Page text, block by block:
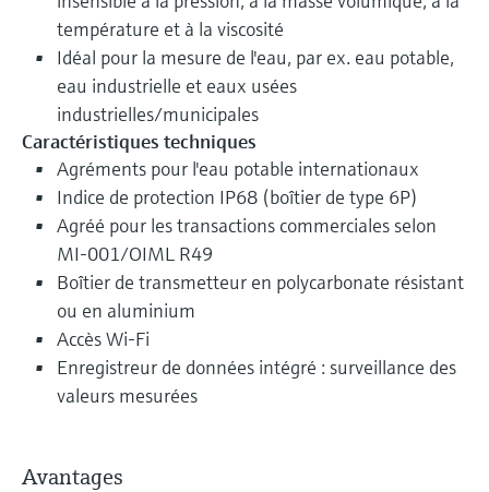
température et à la viscosité
Idéal pour la mesure de l'eau, par ex. eau potable,
eau industrielle et eaux usées
industrielles/municipales
Caractéristiques techniques
Agréments pour l'eau potable internationaux
Indice de protection IP68 (boîtier de type 6P)
Agréé pour les transactions commerciales selon
MI-001/OIML R49
Boîtier de transmetteur en polycarbonate résistant
ou en aluminium
Accès Wi-Fi
Enregistreur de données intégré : surveillance des
valeurs mesurées
Avantages